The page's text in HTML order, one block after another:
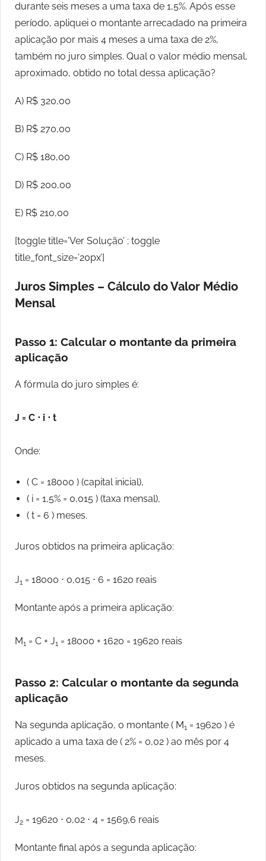
durante seis meses a uma taxa de 1,5%. Após esse
período, apliquei o montante arrecadado na primeira
aplicação por mais 4 meses a uma taxa de 2%,
também no juro simples. Qual o valor médio mensal,
aproximado, obtido no total dessa aplicação?
A) R$ 320,00
B) R$ 270,00
C) R$ 180,00
D) R$ 200,00
E) R$ 210,00
[toggle title=’Ver Solução’ ; toggle
title_font_size=’20px’]
Juros Simples – Cálculo do Valor Médio
Mensal
Passo 1: Calcular o montante da primeira
aplicação
A fórmula do juro simples é:
J = C ⋅ i ⋅ t
Onde:
( C = 18000 ) (capital inicial),
( i = 1,5% = 0,015 ) (taxa mensal),
( t = 6 ) meses.
Juros obtidos na primeira aplicação:
J1 = 18000 ⋅ 0,015 ⋅ 6 = 1620 reais
Montante após a primeira aplicação:
M1 = C + J1 = 18000 + 1620 = 19620 reais
Passo 2: Calcular o montante da segunda
aplicação
Na segunda aplicação, o montante ( M1 = 19620 ) é
aplicado a uma taxa de ( 2% = 0,02 ) ao mês por 4
meses.
Juros obtidos na segunda aplicação:
J2 = 19620 ⋅ 0,02 ⋅ 4 = 1569,6 reais
Montante final após a segunda aplicação: